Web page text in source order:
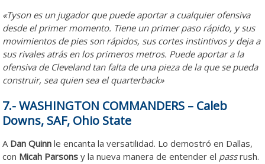
«Tyson es un jugador que puede aportar a cualquier ofensiva
desde el primer momento. Tiene un primer paso rápido, y sus
movimientos de pies son rápidos, sus cortes instintivos y deja a
sus rivales atrás en los primeros metros. Puede aportar a la
ofensiva de Cleveland tan falta de una pieza de la que se pueda
construir, sea quien sea el quarterback»
7.- WASHINGTON COMMANDERS – Caleb
Downs, SAF, Ohio State
A Dan Quinn le encanta la versatilidad. Lo demostró en Dallas,
con Micah Parsons y la nueva manera de entender el passrush.